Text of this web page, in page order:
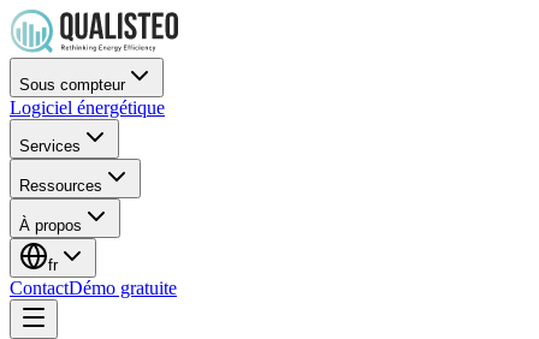
Sous compteur
Logiciel énergétique
Services
Ressources
À propos
fr
ContactDémo gratuite